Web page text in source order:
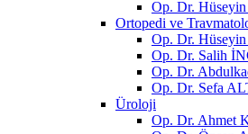
Op. Dr.
Ortopedi ve
Op. Dr.
Op. Dr. Salih
Op. Dr.
Op. Dr. Sefa
Üroloji
Op. Dr. Ahmet